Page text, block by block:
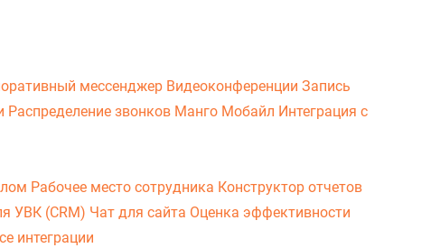
мессенджер Видеоконференции Запись
Распределение звонков Манго Мобайл Интеграция с
Рабочее место сотрудника Конструктор отчетов
УВК (CRM) Чат для сайта Оценка эффективности
интеграции